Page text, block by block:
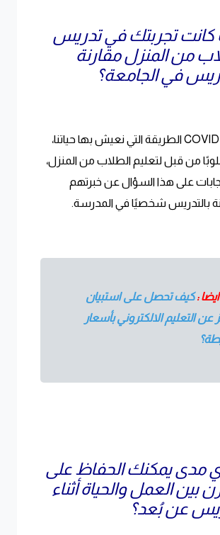
تجربتك في تدريس
من المنزل مقارنة
في الجامعة؟
غيّر جائحة COVID-19 الطريقة التي نعيش بها حياتنا،
من قبل لتعليم الطلاب من المنزل،
على هذا السؤال عن خبرتهم
بالتدريس شخصيًا في المدرسة.
ايضا :كيف تحصل على استبيان
عن التعليم الالكتروني بأسعار
مدى يمكنك الحفاظ على
بين العمل والحياة أثناء
عن بُعد؟